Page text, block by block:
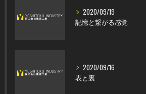
2020/09/19
記憶と繋がる感覚
2020/09/16
表と裏